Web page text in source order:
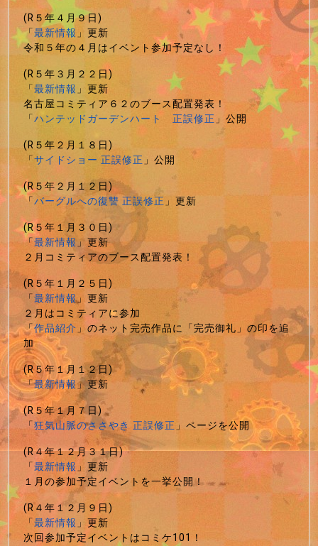
(R５年４月９日)
「最新情報」更新
令和５年の４月はイベント参加予定なし！
(R５年３月２２日)
「最新情報」更新
名古屋コミティア６２のブース配置発表！
「ハンテッドガーデンハート 正誤修正」公開
(R５年２月１８日)
「サイドショー 正誤修正」公開
(R５年２月１２日)
「バーグルへの復讐 正誤修正」更新
(R５年１月３０日)
「最新情報」更新
２月コミティアのブース配置発表！
(R５年１月２５日)
「最新情報」更新
２月はコミティアに参加
「作品紹介」のネット完売作品に「完売御礼」の印を追
加
(R５年１月１２日)
「最新情報」更新
(R５年１月７日)
「狂気山脈のささやき 正誤修正」ページを公開
(R４年１２月３１日)
「最新情報」更新
１月の参加予定イベントを一挙公開！
(R４年１２月９日)
「最新情報」更新
次回参加予定イベントはコミケ101！